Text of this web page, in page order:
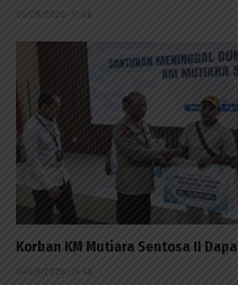
05/08/2026 - 11:06
Korban KM Mutiara Sentosa II
04/08/2026 - 14:46